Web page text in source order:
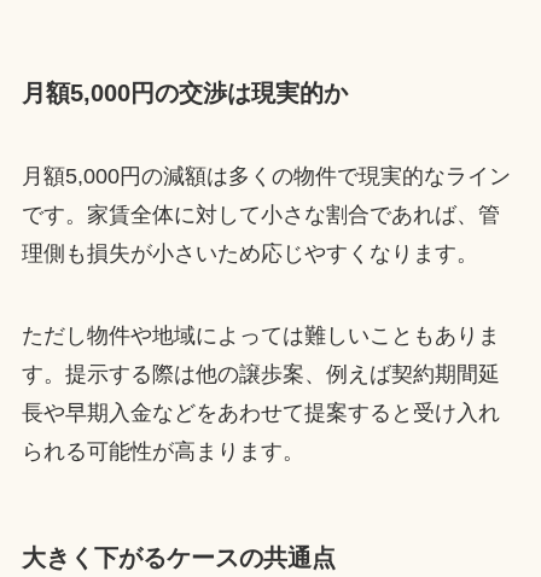
月額5,000円の交渉は現実的か
月額5,000円の減額は多くの物件で現実的なライン
です。家賃全体に対して小さな割合であれば、管
理側も損失が小さいため応じやすくなります。
ただし物件や地域によっては難しいこともありま
す。提示する際は他の譲歩案、例えば契約期間延
長や早期入金などをあわせて提案すると受け入れ
られる可能性が高まります。
大きく下がるケースの共通点